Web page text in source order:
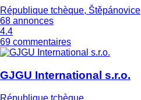
République tchèque, Štěpánovice
68 annonces
4.4
69 commentaires
GJGU International s.r.o.
République tchèque